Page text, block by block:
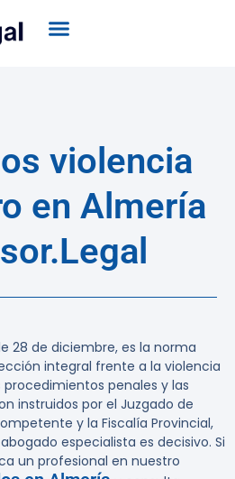
violencia
en Almería
28 de diciembre, es la norma
integral frente a la violencia
penales y las
instruidos por el Juzgado de
y la Fiscalía Provincial,
especialista es decisivo. Si
un profesional en nuestro